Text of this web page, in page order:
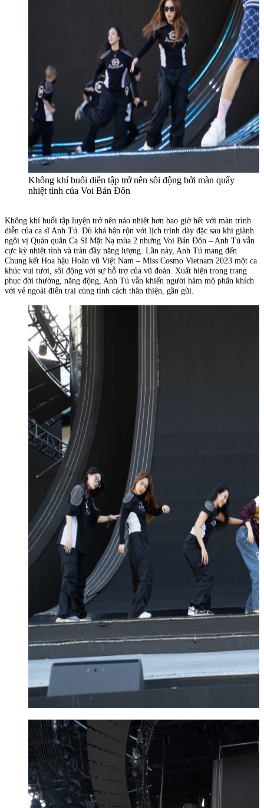
Không khí buổi diễn tập trở nên sôi động bởi màn quẩy
nhiệt tình của Voi Bản Đôn
Không khí buổi tập luyện trở nên náo nhiệt hơn bao giờ hết với màn trình
diễn của ca sĩ Anh Tú. Dù khá bận rộn với lịch trình dày đặc sau khi giành
ngôi vị Quán quân Ca Sĩ Mặt Nạ mùa 2 nhưng Voi Bản Đôn – Anh Tú vẫn
cực kỳ nhiệt tình và tràn đầy năng lượng. Lần này, Anh Tú mang đến
Chung kết Hoa hậu Hoàn vũ Việt Nam – Miss Cosmo Vietnam 2023 một ca
khúc vui tươi, sôi động với sự hỗ trợ của vũ đoàn. Xuất hiện trong trang
phục đời thường, năng động, Anh Tú vẫn khiến người hâm mộ phấn khích
với vẻ ngoài điển trai cùng tính cách thân thiện, gần gũi.